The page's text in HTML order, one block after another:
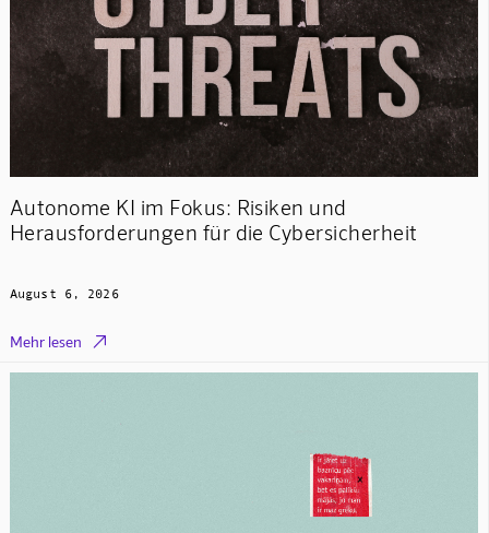
Autonome KI im Fokus: Risiken und
Herausforderungen für die Cybersicherheit
August 6, 2026
Mehr lesen 